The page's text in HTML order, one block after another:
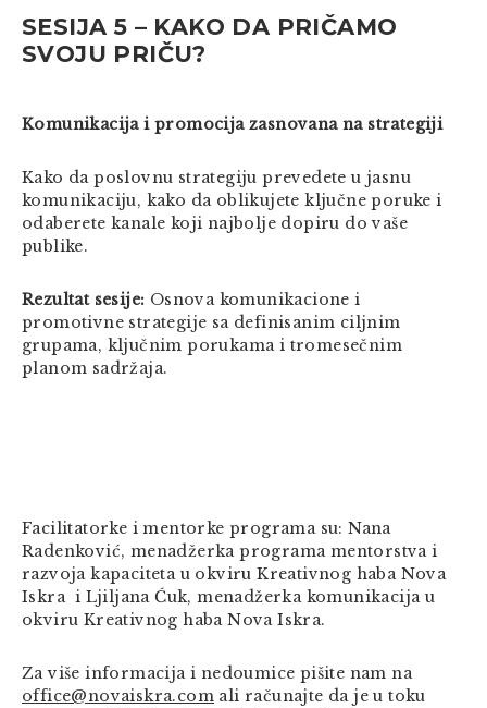
SESIJA 5 – KAKO DA PRIČAMO
SVOJU PRIČU?
Komunikacija i promocija zasnovana na strategiji
Kako da poslovnu strategiju prevedete u jasnu
komunikaciju, kako da oblikujete ključne poruke i
odaberete kanale koji najbolje dopiru do vaše
publike.
Rezultat sesije: Osnova komunikacione i
promotivne strategije sa definisanim ciljnim
grupama, ključnim porukama i tromesečnim
planom sadržaja.
Facilitatorke i mentorke programa su: Nana
Radenković, menadžerka programa mentorstva i
razvoja kapaciteta u okviru Kreativnog haba Nova
Iskra i Ljiljana Ćuk, menadžerka komunikacija u
okviru Kreativnog haba Nova Iskra.
Za više informacija i nedoumice pišite nam na
office@novaiskra.com ali računajte da je u toku